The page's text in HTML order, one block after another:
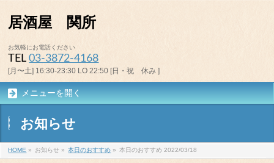
居酒屋 関所
お気軽にお電話ください
TEL03-3872-4168
[月〜土] 16:30-23:30 LO 22:50 [日・祝 休み ]
メニューを開く
お知らせ
HOME » お知らせ » 本日のおすすめ » 本日のおすすめ 2022/03/18